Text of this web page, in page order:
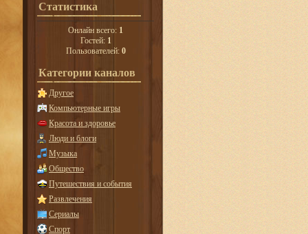
Статистика
Онлайн всего: 1
Гостей: 1
Пользователей: 0
Категории каналов
Другое
Компьютерные игры
Красота и здоровье
Люди и блоги
Музыка
Общество
Путешествия и события
Развлечения
Сериалы
Спорт